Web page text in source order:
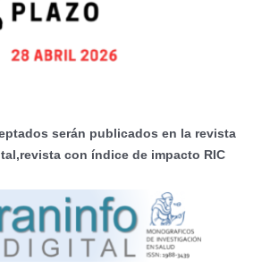
serán publicados en la revista
con índice de impacto RIC